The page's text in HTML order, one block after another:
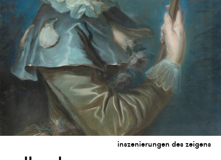
inszenierungen des zeigens